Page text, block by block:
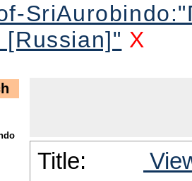
[Russian]" X
Title: